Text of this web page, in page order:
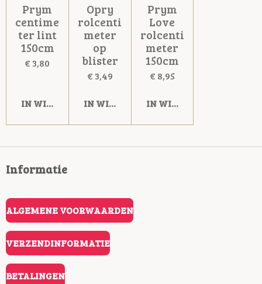
Prym
centime
ter lint
150cm
€ 3,80
IN WINKELWAGEN
Opry
rolcenti
meter
op
blister
€ 3,49
IN WINKELWAGEN
Prym
Love
rolcenti
meter
150cm
€ 8,95
IN WINKELWAGEN
Informatie
ALGEMENE VOORWAARDEN
VERZENDINFORMATIE
BETALINGEN